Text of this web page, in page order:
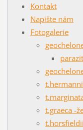
Kontakt
Napište nám
Fotogalerie
t.graeca -